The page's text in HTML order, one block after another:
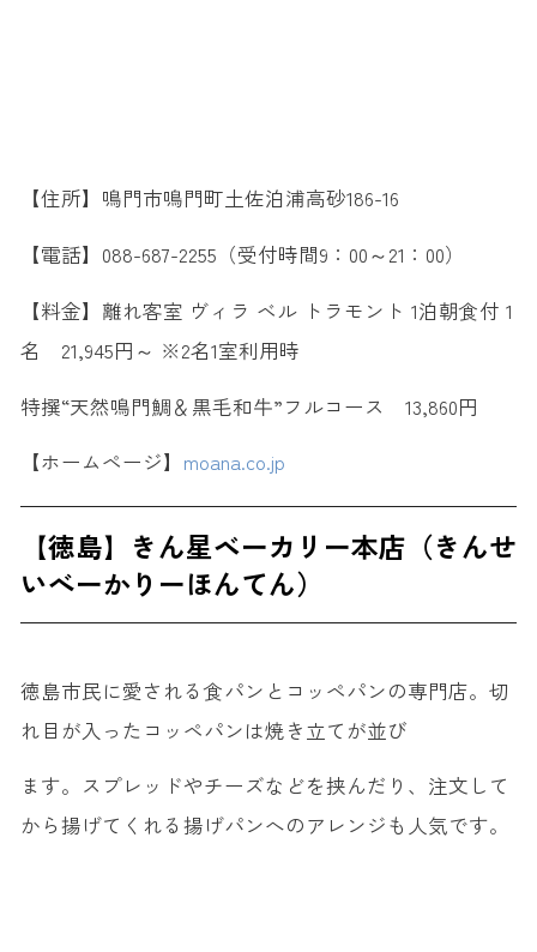
【住所】鳴門市鳴門町土佐泊浦高砂186-16
【電話】088-687-2255（受付時間9：00～21：00）
【料金】離れ客室 ヴィラ ベル トラモント 1泊朝食付 1
名 21,945円～ ※2名1室利用時
特撰“天然鳴門鯛＆黒毛和牛”フルコース 13,860円
【ホームページ】 moana.co.jp
【徳島】きん星ベーカリー本店（きんせ
いべーかりーほんてん）
徳島市民に愛される食パンとコッペパンの専門店。切
れ目が入ったコッペパンは焼き立てが並び
ます。スプレッドやチーズなどを挟んだり、注文して
から揚げてくれる揚げパンへのアレンジも人気です。